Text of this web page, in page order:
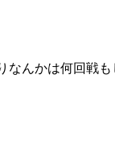
なんかは何回戦